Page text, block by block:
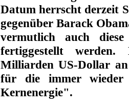
Datum herrscht derzeit
gegenüber Barack
vermutlich auch
fertiggestellt
Milliarden US-Dollar
für die immer wieder
Kernenergie".